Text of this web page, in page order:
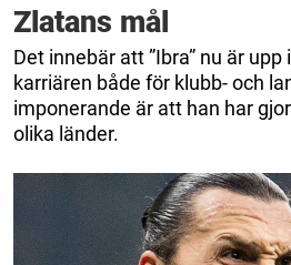
Zlatans mål
Det innebär att ”Ibra” nu är
karriären både för klubb- och
imponerande är att han har
olika länder.